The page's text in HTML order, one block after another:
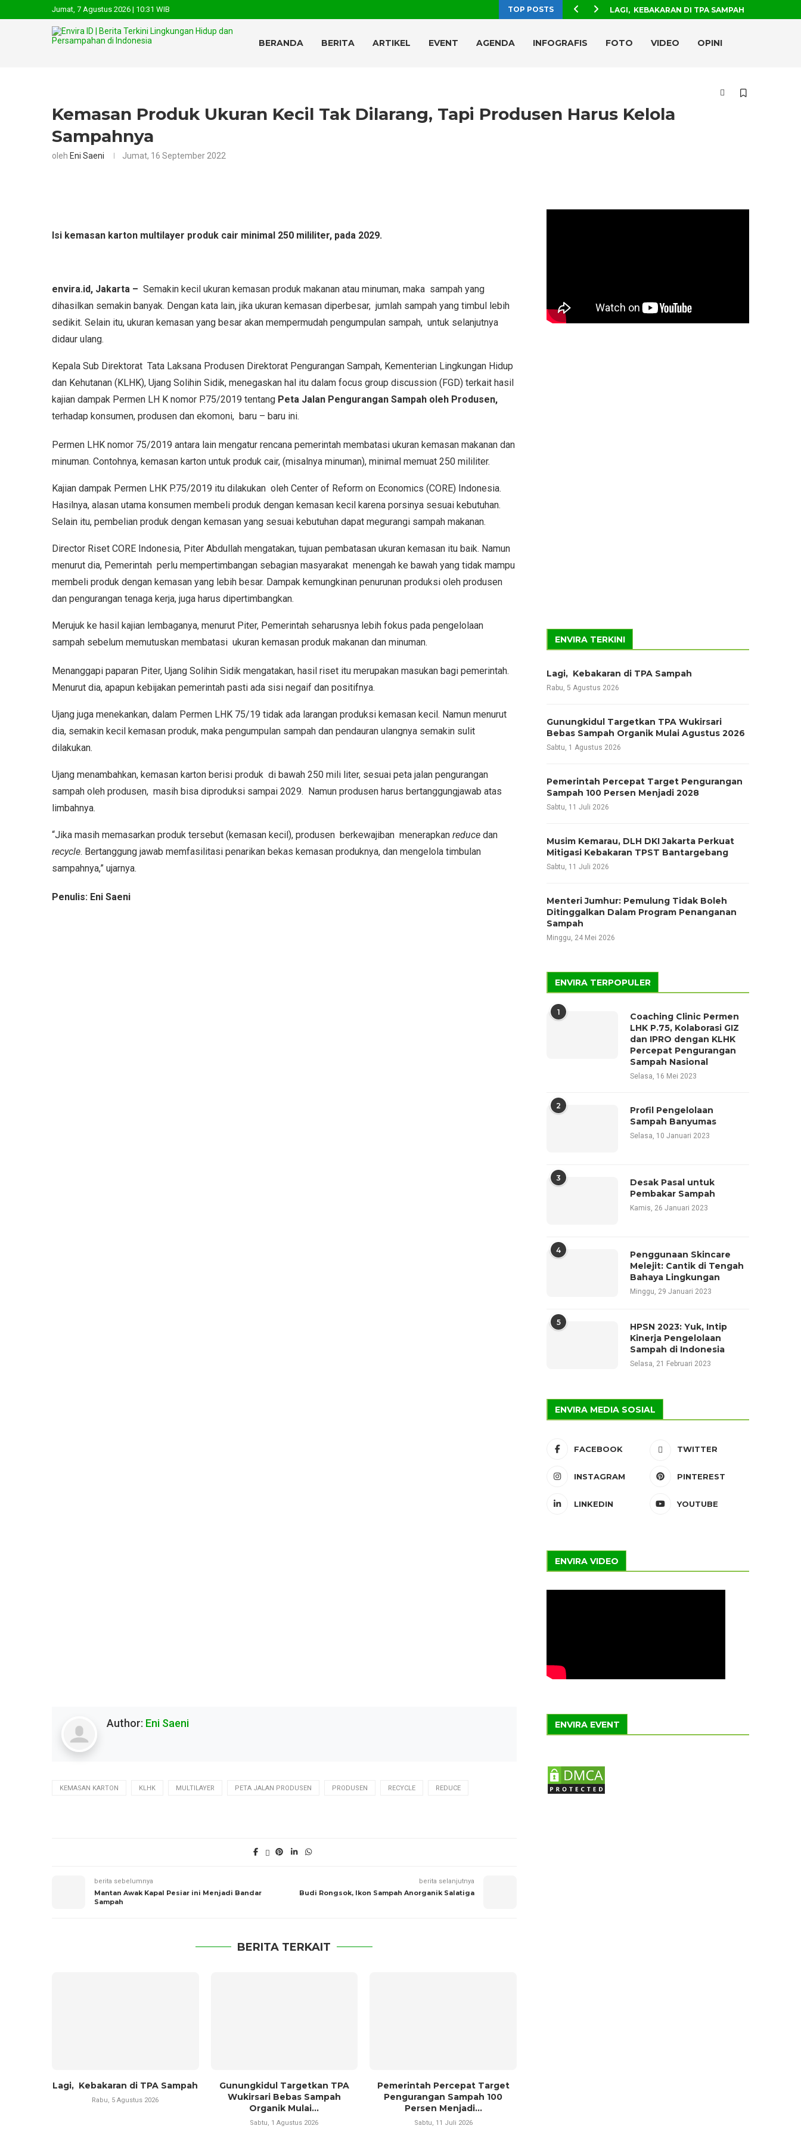
Jumat, 7 Agustus 2026 | 10:31 WIB TOP POSTS LAGI, KEBAKARAN DI TPA SAMPAH
BERANDA BERITA ARTIKEL EVENT AGENDA INFOGRAFIS FOTO VIDEO OPINI
Kemasan Produk Ukuran Kecil Tak Dilarang, Tapi Produsen Harus Kelola
Sampahnya
oleh Eni Saeni Jumat, 16 September 2022
Isi kemasan karton multilayer produk cair minimal 250 mililiter, pada 2029.
envira.id, Jakarta – Semakin kecil ukuran kemasan produk makanan atau minuman, maka sampah yang
dihasilkan semakin banyak. Dengan kata lain, jika ukuran kemasan diperbesar, jumlah sampah yang timbul lebih
sedikit. Selain itu, ukuran kemasan yang besar akan mempermudah pengumpulan sampah, untuk selanjutnya
didaur ulang.
Kepala Sub Direktorat Tata Laksana Produsen Direktorat Pengurangan Sampah, Kementerian Lingkungan Hidup
dan Kehutanan (KLHK), Ujang Solihin Sidik, menegaskan hal itu dalam focus group discussion (FGD) terkait hasil
kajian dampak Permen LH K nomor P.75/2019 tentang Peta Jalan Pengurangan Sampah oleh Produsen,
terhadap konsumen, produsen dan ekomoni, baru – baru ini.
Permen LHK nomor 75/2019 antara lain mengatur rencana pemerintah membatasi ukuran kemasan makanan dan
minuman. Contohnya, kemasan karton untuk produk cair, (misalnya minuman), minimal memuat 250 mililiter.
Kajian dampak Permen LHK P.75/2019 itu dilakukan oleh Center of Reform on Economics (CORE) Indonesia.
Hasilnya, alasan utama konsumen membeli produk dengan kemasan kecil karena porsinya sesuai kebutuhan.
Selain itu, pembelian produk dengan kemasan yang sesuai kebutuhan dapat megurangi sampah makanan.
Director Riset CORE Indonesia, Piter Abdullah mengatakan, tujuan pembatasan ukuran kemasan itu baik. Namun
menurut dia, Pemerintah perlu mempertimbangan sebagian masyarakat menengah ke bawah yang tidak mampu
membeli produk dengan kemasan yang lebih besar. Dampak kemungkinan penurunan produksi oleh produsen
dan pengurangan tenaga kerja, juga harus dipertimbangkan.
Merujuk ke hasil kajian lembaganya, menurut Piter, Pemerintah seharusnya lebih fokus pada pengelolaan
sampah sebelum memutuskan membatasi ukuran kemasan produk makanan dan minuman.
Menanggapi paparan Piter, Ujang Solihin Sidik mengatakan, hasil riset itu merupakan masukan bagi pemerintah.
Menurut dia, apapun kebijakan pemerintah pasti ada sisi negaif dan positifnya.
Ujang juga menekankan, dalam Permen LHK 75/19 tidak ada larangan produksi kemasan kecil. Namun menurut
dia, semakin kecil kemasan produk, maka pengumpulan sampah dan pendauran ulangnya semakin sulit
dilakukan.
Ujang menambahkan, kemasan karton berisi produk di bawah 250 mili liter, sesuai peta jalan pengurangan
sampah oleh produsen, masih bisa diproduksi sampai 2029. Namun produsen harus bertanggungjawab atas
limbahnya.
“Jika masih memasarkan produk tersebut (kemasan kecil), produsen berkewajiban menerapkan reduce dan
recycle. Bertanggung jawab memfasilitasi penarikan bekas kemasan produknya, dan mengelola timbulan
sampahnya,” ujarnya.
Penulis: Eni Saeni
Author: Eni Saeni
KEMASAN KARTON KLHK MULTILAYER PETA JALAN PRODUSEN PRODUSEN RECYCLE REDUCE
berita sebelumnya
Mantan Awak Kapal Pesiar ini Menjadi Bandar
Sampah
berita selanjutnya
Budi Rongsok, Ikon Sampah Anorganik Salatiga
BERITA TERKAIT
Lagi, Kebakaran di TPA Sampah
Rabu, 5 Agustus 2026
Gunungkidul Targetkan TPA
Wukirsari Bebas Sampah
Organik Mulai...
Sabtu, 1 Agustus 2026
Pemerintah Percepat Target
Pengurangan Sampah 100
Persen Menjadi...
Sabtu, 11 Juli 2026
ENVIRA TERKINI
Lagi, Kebakaran di TPA Sampah
Rabu, 5 Agustus 2026
Gunungkidul Targetkan TPA Wukirsari
Bebas Sampah Organik Mulai Agustus 2026
Sabtu, 1 Agustus 2026
Pemerintah Percepat Target Pengurangan
Sampah 100 Persen Menjadi 2028
Sabtu, 11 Juli 2026
Musim Kemarau, DLH DKI Jakarta Perkuat
Mitigasi Kebakaran TPST Bantargebang
Sabtu, 11 Juli 2026
Menteri Jumhur: Pemulung Tidak Boleh
Ditinggalkan Dalam Program Penanganan
Sampah
Minggu, 24 Mei 2026
ENVIRA TERPOPULER
1
Coaching Clinic Permen
LHK P.75, Kolaborasi GIZ
dan IPRO dengan KLHK
Percepat Pengurangan
Sampah Nasional
Selasa, 16 Mei 2023
2
Profil Pengelolaan
Sampah Banyumas
Selasa, 10 Januari 2023
3
Desak Pasal untuk
Pembakar Sampah
Kamis, 26 Januari 2023
4
Penggunaan Skincare
Melejit: Cantik di Tengah
Bahaya Lingkungan
Minggu, 29 Januari 2023
5
HPSN 2023: Yuk, Intip
Kinerja Pengelolaan
Sampah di Indonesia
Selasa, 21 Februari 2023
ENVIRA MEDIA SOSIAL
FACEBOOK TWITTER
INSTAGRAM PINTEREST
LINKEDIN YOUTUBE
ENVIRA VIDEO
ENVIRA EVENT